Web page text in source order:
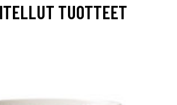
TUOTTEET